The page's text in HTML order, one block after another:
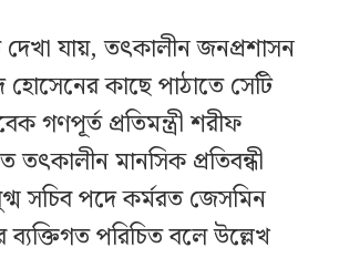
দেখা যায়, তৎকালীন জনপ্রশাসন
হোসেনের কাছে পাঠাতে সেটি
গণপূর্ত প্রতিমন্ত্রী শরীফ
তৎকালীন মানসিক প্রতিবন্ধী
সচিব পদে কর্মরত জেসমিন
ব্যক্তিগত পরিচিত বলে উল্লেখ